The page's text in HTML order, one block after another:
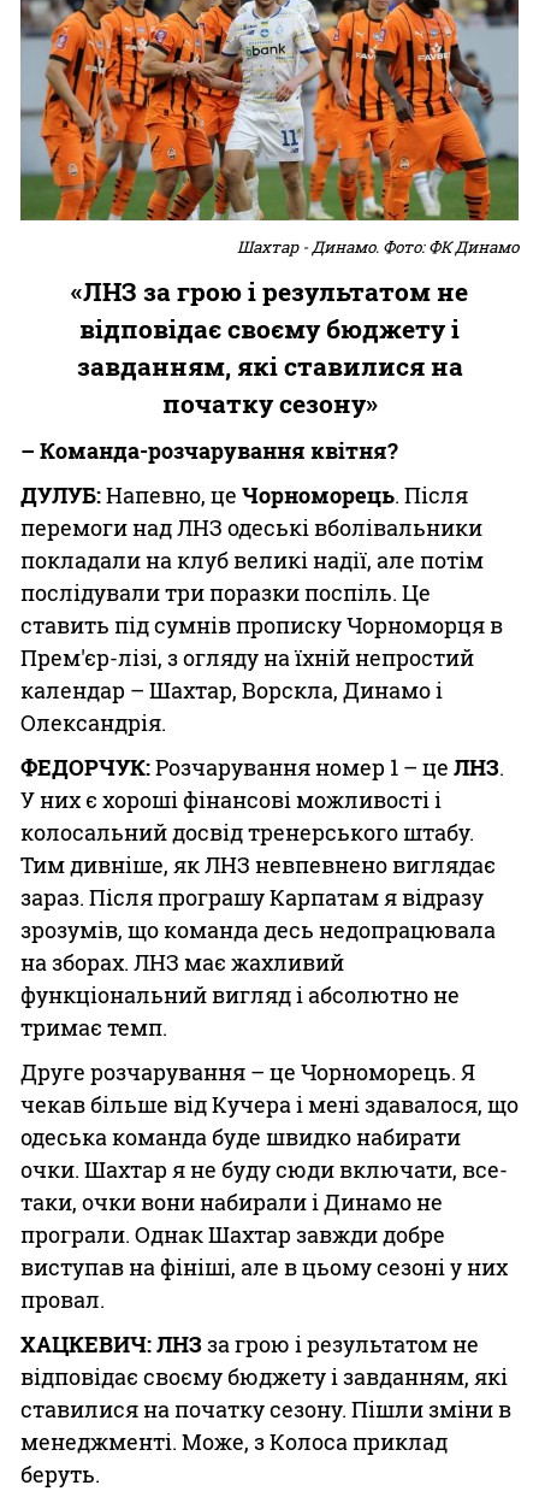
Шахтар - Динамо. Фото: ФК Динамо
«ЛНЗ за грою і результатом не
відповідає своєму бюджету і
завданням, які ставилися на
початку сезону»
– Команда-розчарування квітня?
ДУЛУБ:Напевно, це Чорноморець. Після
перемоги над ЛНЗ одеські вболівальники
покладали на клуб великі надії, але потім
послідували три поразки поспіль. Це
ставить під сумнів прописку Чорноморця в
Прем'єр-лізі, з огляду на їхній непростий
календар – Шахтар, Ворскла, Динамо і
Олександрія.
ФЕДОРЧУК:Розчарування номер 1 – це ЛНЗ.
У них є хороші фінансові можливості і
колосальний досвід тренерського штабу.
Тим дивніше, як ЛНЗ невпевнено виглядає
зараз. Після програшу Карпатам я відразу
зрозумів, що команда десь недопрацювала
на зборах. ЛНЗ має жахливий
функціональний вигляд і абсолютно не
тримає темп.
Друге розчарування – це Чорноморець. Я
чекав більше від Кучера і мені здавалося, що
одеська команда буде швидко набирати
очки. Шахтар я не буду сюди включати, все-
таки, очки вони набирали і Динамо не
програли. Однак Шахтар завжди добре
виступав на фініші, але в цьому сезоні у них
провал.
ХАЦКЕВИЧ:ЛНЗ за грою і результатом не
відповідає своєму бюджету і завданням, які
ставилися на початку сезону. Пішли зміни в
менеджменті. Може, з Колоса приклад
беруть.